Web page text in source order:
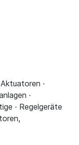
·
·
· Regelgeräte